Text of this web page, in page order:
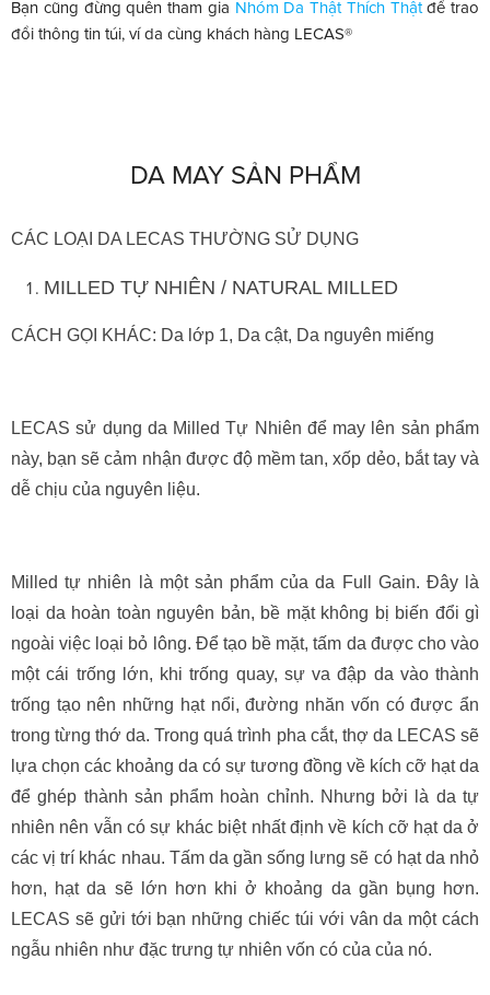
Bạn cũng đừng quên tham gia Nhóm Da Thật Thích Thậtđể trao
đổi thông tin túi, ví da cùng khách hàng LECAS®
DA MAY SẢN PHẨM
CÁC LOẠI DA LECAS THƯỜNG SỬ DỤNG
MILLED TỰ NHIÊN / NATURAL MILLED
CÁCH GỌI KHÁC: Da lớp 1, Da cật, Da nguyên miếng
LECAS sử dụng da Milled Tự Nhiên để may lên sản phẩm
này, bạn sẽ cảm nhận được độ mềm tan, xốp dẻo, bắt tay và
dễ chịu của nguyên liệu.
Milled tự nhiên là một sản phẩm của da Full Gain. Đây là
loại da hoàn toàn nguyên bản, bề mặt không bị biến đổi gì
ngoài việc loại bỏ lông. Để tạo bề mặt, tấm da được cho vào
một cái trống lớn, khi trống quay, sự va đập da vào thành
trống tạo nên những hạt nổi, đường nhăn vốn có được ẩn
trong từng thớ da. Trong quá trình pha cắt, thợ da LECAS sẽ
lựa chọn các khoảng da có sự tương đồng về kích cỡ hạt da
để ghép thành sản phẩm hoàn chỉnh. Nhưng bởi là da tự
nhiên nên vẫn có sự khác biệt nhất định về kích cỡ hạt da ở
các vị trí khác nhau. Tấm da gần sống lưng sẽ có hạt da nhỏ
hơn, hạt da sẽ lớn hơn khi ở khoảng da gần bụng hơn.
LECAS sẽ gửi tới bạn những chiếc túi với vân da một cách
ngẫu nhiên như đặc trưng tự nhiên vốn có của của nó.